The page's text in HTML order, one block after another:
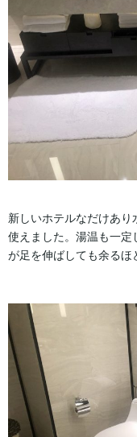
新しいホテルなだけあ
使えました。湯温も一定
が足を伸ばしても余るほ